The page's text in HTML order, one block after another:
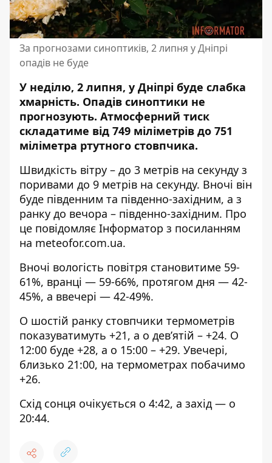
За прогнозами синоптиків, 2 липня у Дніпрі
опадів не буде
У неділю, 2 липня, у Дніпрі буде слабка
хмарність. Опадів синоптики не
прогнозують. Атмосферний тиск
складатиме від 749 міліметрів до 751
міліметра ртутного стовпчика.
Швидкість вітру – до 3 метрів на секунду з
поривами до 9 метрів на секунду. Вночі він
буде південним та південно-західним, а з
ранку до вечора – південно-західним. Про
це повідомляє Інформатор з посиланням
на meteofor.com.ua.
Вночі вологість повітря становитиме 59-
61%, вранці — 59-66%, протягом дня — 42-
45%, а ввечері — 42-49%.
О шостій ранку стовпчики термометрів
показуватимуть +21, а о дев’ятій – +24. О
12:00 буде +28, а о 15:00 – +29. Увечері,
близько 21:00, на термометрах побачимо
+26.
Схід сонця очікується о 4:42, а захід — о
20:44.